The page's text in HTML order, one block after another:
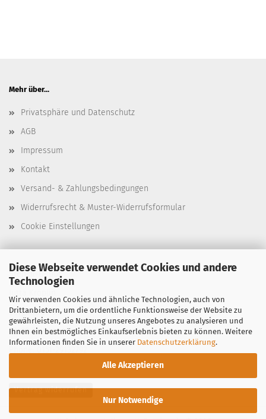
Diese Webseite verwendet Cookies und andere
Technologien
Wir verwenden Cookies und ähnliche Technologien, auch von
Drittanbietern, um die ordentliche Funktionsweise der Website zu
gewährleisten, die Nutzung unseres Angebotes zu analysieren und
Ihnen ein bestmögliches Einkaufserlebnis bieten zu können. Weitere
Informationen finden Sie in unserer Datenschutzerklärung.
Alle Akzeptieren
Nur Notwendige
Mehr über...
Privatsphäre und Datenschutz
AGB
Impressum
Kontakt
Versand- & Zahlungsbedingungen
Widerrufsrecht & Muster-Widerrufsformular
Cookie Einstellungen
Stencil-Depot
Bergstraße 39
97299 Zell am Main
Vertrag widerrufen